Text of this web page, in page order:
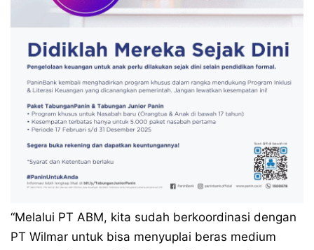
“Melalui PT ABM, kita sudah berkoordinasi dengan
PT Wilmar untuk bisa menyuplai beras medium